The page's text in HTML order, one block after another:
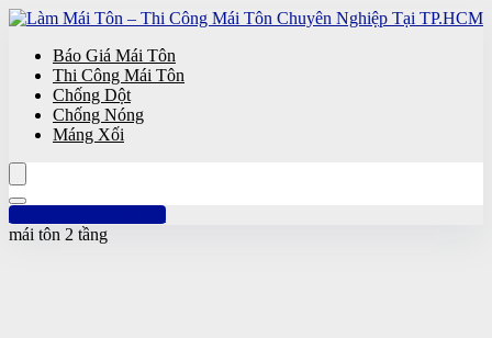
Báo Giá Mái Tôn
Thi Công Mái Tôn
Chống Dột
Chống Nóng
Máng Xối
Hotline: 0961 894 472
mái tôn 2 tầng